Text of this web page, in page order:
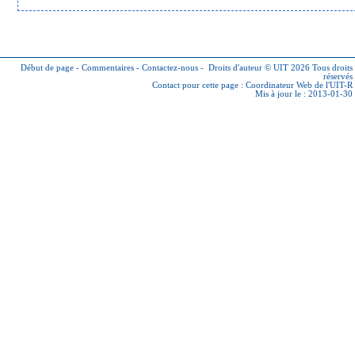
Début de page - Commentaires - Contactez-nous - Droits d'auteur © UIT 2026 Tous droits
réservés
Contact pour cette page : Coordinateur Web de l'UIT-R
Mis à jour le : 2013-01-30